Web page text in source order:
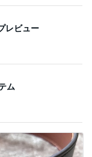
レビュー
ム